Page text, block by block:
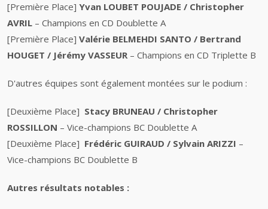
[Première Place] Yvan LOUBET POUJADE / Christopher
AVRIL – Champions en CD Doublette A
[Première Place] Valérie BELMEHDI SANTO / Bertrand
HOUGET / Jérémy VASSEUR– Champions en CD Triplette B
D'autres équipes sont également montées sur le podium :
[Deuxième Place] Stacy BRUNEAU / Christopher
ROSSILLON – Vice-champions BC Doublette A
[Deuxième Place] Frédéric GUIRAUD / Sylvain ARIZZI –
Vice-champions BC Doublette B
Autres résultats notables :